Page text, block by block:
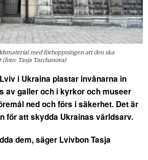
med förhoppningen att den ska
Tasja Tarchanova)
Lviv i Ukraina plastar invånarna in
av galler och i kyrkor och museer
ned och förs i säkerhet. Det är
för att skydda Ukrainas världsarv.
dem, säger Lvivbon Tasja